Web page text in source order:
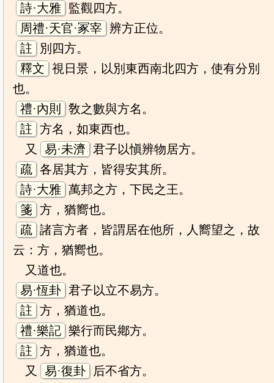
詩·大雅 監觀四方。
周禮·天官·冢宰 辨方正位。
註
別四方。
釋文 視日景，以別東西南北四方，使有分別
也。
禮·內則
敎之數與方名。
註 方名，如東西也。
又
易·未濟 君子以愼辨物居方。
疏 各居其方，皆得安其所。
詩·大雅 萬邦之方，下民之王。
箋 方，猶嚮也。
疏 諸言方者，皆謂居在他所，人嚮望之，故
云：方，猶嚮也。
又道也。
易·恆卦 君子以立不易方。
註 方，猶道也。
禮·樂記 樂行而民鄕方。
註 方，猶道也。
又
易·復卦
后不省方。